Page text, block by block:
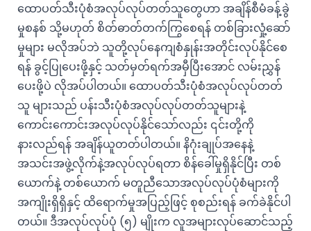
ထောပတ်သီးပုံစံအလုပ်လုပ်တတ်သူတွေဟာ အချိန်စီမံခန့်ခွဲ
မှုစနစ် သို့မဟုတ် စိတ်ဓာတ်တက်ကြွစေရန် တစ်ခြားလှုံ့ဆော်
မှုများ မလိုအပ်ဘဲ သူတို့လုပ်နေကျစံနှုန်းအတိုင်းလုပ်နိုင်စေ
ရန် ခွင့်ပြုပေးဖို့နှင့် သတ်မှတ်ရက်အမှီပြီးအောင် လမ်းညွှန်
ပေးဖို့ပဲ လိုအပ်ပါတယ်။ ထောပတ်သီးပုံစံအလုပ်လုပ်တတ်
သူ များသည် ပန်းသီးပုံစံအလုပ်လုပ်တတ်သူများနဲ့
ကောင်းကောင်းအလုပ်လုပ်နိုင်သော်လည်း ၎င်းတို့ကို
နားလည်ရန် အချိန်ယူတတ်ပါတယ်။ နိဂုံးချုပ်အနေနဲ့
အသင်းအဖွဲ့လိုက်နဲ့အလုပ်လုပ်ရတာ စိန်ခေါ်မှုရှိနိုင်ပြီး တစ်
ယောက်နဲ့ တစ်ယောက် မတူညီသောအလုပ်လုပ်ပုံစံများကို
အကျိုးရှိရှိနှင့် ထိရောက်မှုအပြည့်ဖြင့် စုစည်းရန် ခက်ခဲနိုင်ပါ
တယ်။ ဒီအလုပ်လုပ်ပုံ (၅) မျိုးက လူအများလုပ်ဆောင်သည့်